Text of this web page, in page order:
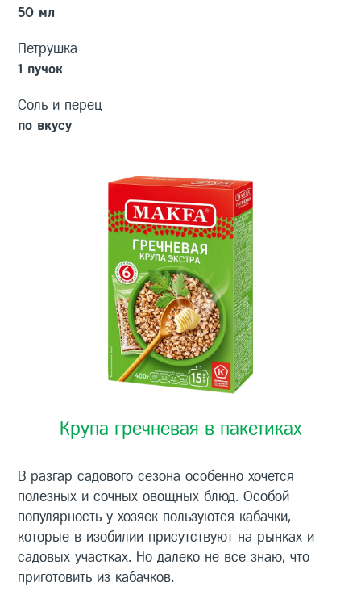
50 мл
Петрушка
1 пучок
Соль и перец
по вкусу
Крупа гречневая в пакетиках
В разгар садового сезона особенно хочется
полезных и сочных овощных блюд. Особой
популярность у хозяек пользуются кабачки,
которые в изобилии присутствуют на рынках и
садовых участках. Но далеко не все знаю, что
приготовить из кабачков.